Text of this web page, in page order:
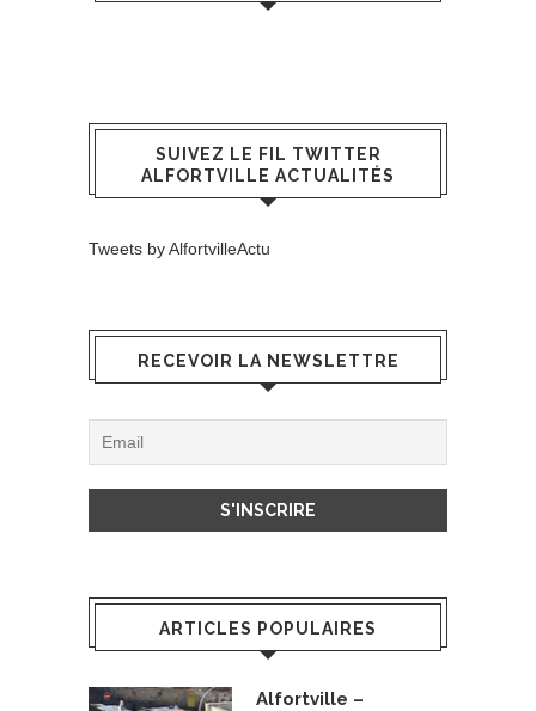
SUIVEZ LE FIL TWITTER
ALFORTVILLE ACTUALITÉS
Tweets by AlfortvilleActu
RECEVOIR LA NEWSLETTRE
ARTICLES POPULAIRES
Alfortville –